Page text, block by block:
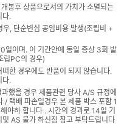
봉후 상품으로서의 가치가 소멸되는
다.
, 단순변심 공임비용 발생(조립비 +
일이며. 이 기간안에 동일 증상 3회 발
립PC의 경우)
한 경우에도 반품이 되지 않습니다.
다.
했을 경우 제품관련 당사 A/S 규정에
택배 파손일경우 본 제품 박스 포함 1
야하 합니다 . 시간의 경과로 14일 기
AS 불가 하신점 참고 부탁드립니다